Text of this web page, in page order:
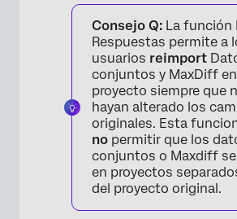
Consejo Q: La función
Respuestas permite a
usuarios reimport
conjuntos y MaxDiff
proyecto siempre que
hayan alterado los
originales. Esta
no permitir que los
conjuntos o Maxdiff
en proyectos
del proyecto original.